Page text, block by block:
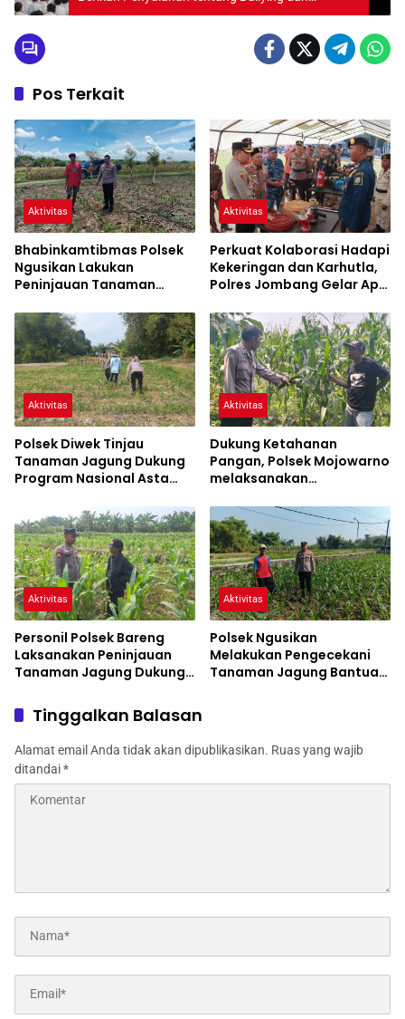
Kenakalan Remaja
Pos Terkait
Aktivitas
Bhabinkamtibmas Polsek
Ngusikan Lakukan
Peninjauan Tanaman
Mendukung Ketahanan
Pangan
Aktivitas
Perkuat Kolaborasi Hadapi
Kekeringan dan Karhutla,
Polres Jombang Gelar Apel
Aktivitas
Polsek Diwek Tinjau
Tanaman Jagung Dukung
Program Nasional Asta
Aktivitas
Dukung Ketahanan
Pangan, Polsek Mojowarno
melaksanakan
Jagung
Aktivitas
Personil Polsek Bareng
Laksanakan Peninjauan
Tanaman Jagung Dukung
Pangan
Aktivitas
Polsek Ngusikan
Melakukan Pengecekani
Tanaman Jagung Bantuan
Tinggalkan Balasan
Alamat email Anda tidak akan dipublikasikan. Ruas yang wajib
ditandai*